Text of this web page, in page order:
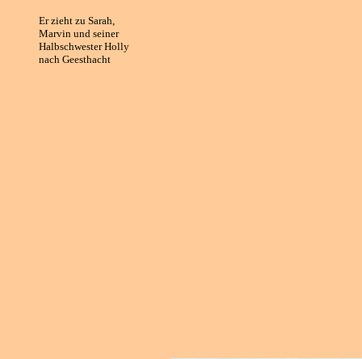
Er zieht zu Sarah,
Marvin und seiner
Halbschwester Holly
nach Geesthacht